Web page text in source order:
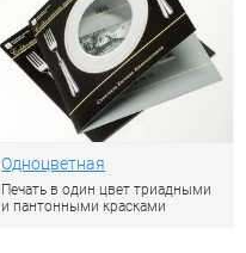
Одноцветная
Печать в один цвет триадными
и пантонными красками